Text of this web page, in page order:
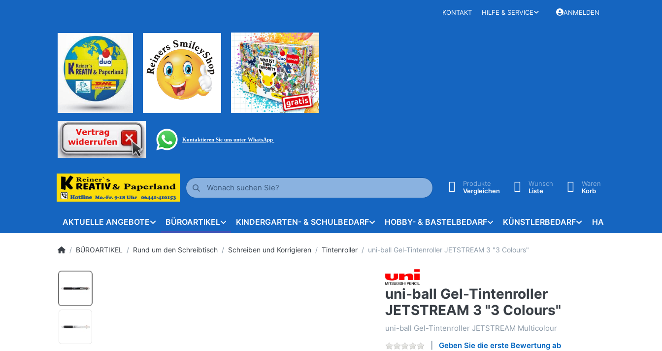
KONTAKT HILFE & SERVICE ANMELDEN
Kontaktieren Sie uns unter WhatsApp
Produkte
Vergleichen
Wunsch
Liste
Waren
Korb
AKTUELLE ANGEBOTE BÜROARTIKEL KINDERGARTEN- & SCHULBEDARF HOBBY- & BASTELBEDARF KÜNSTLERBEDARF
BÜROARTIKEL Rund um den Schreibtisch Schreiben und Korrigieren Tintenroller uni-ball Gel-Tintenroller JETSTREAM 3 "3 Colours"
uni-ball Gel-Tintenroller
JETSTREAM 3 "3 Colours"
uni-ball Gel-Tintenroller JETSTREAM Multicolour
Geben Sie die erste Bewertung ab